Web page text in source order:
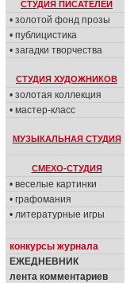
СТУДИЯ ПИСАТЕЛЕЙ
• золотой фонд прозы
• публицистика
• загадки творчества
СТУДИЯ ХУДОЖНИКОВ
• золотая коллекция
• мастер-класс
МУЗЫКАЛЬНАЯ СТУДИЯ
СМЕХО-СТУДИЯ
• веселые картинки
• графомания
• литературные игры
конкурсы журнала
ЕЖЕДНЕВНИК
лента комментариев